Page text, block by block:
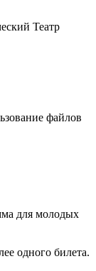
Театр
файлов
для молодых
одного билета.